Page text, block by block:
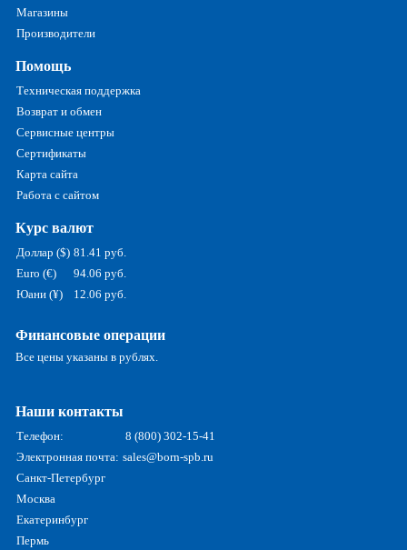
Магазины
Производители
Помощь
Техническая поддержка
Возврат и обмен
Сервисные центры
Сертификаты
Карта сайта
Работа с сайтом
Курс валют
Доллар ($) 81.41 руб.
Euro (€)
94.06 руб.
Юани (¥)
12.06 руб.
Финансовые операции
Все цены указаны в рублях.
Наши контакты
Телефон:
8 (800) 302-15-41
Электронная почта: sales@born-spb.ru
Санкт-Петербург
Москва
Екатеринбург
Пермь